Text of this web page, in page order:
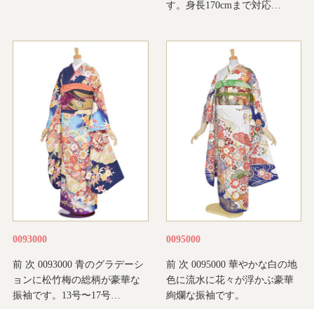
す。身長170cmまで対応…
0093000
前 次 0093000 青のグラデーシ
ョンに松竹梅の総柄が豪華な
振袖です。13号〜17号…
0095000
前 次 0095000 華やかな白の地
色に流水に花々が浮かぶ豪華
絢爛な振袖です。